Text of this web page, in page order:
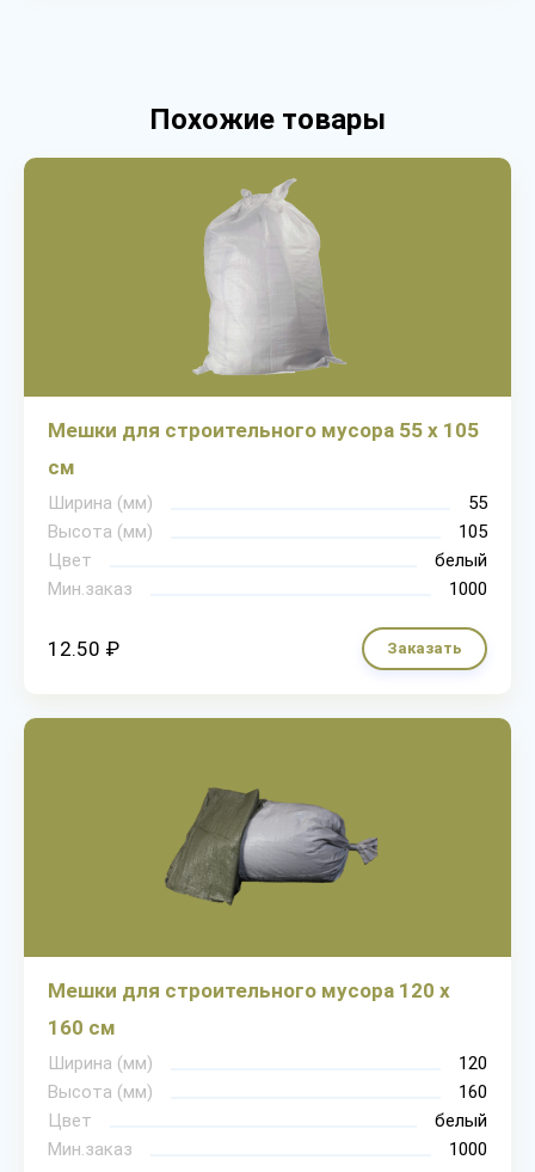
Похожие товары
Мешки для строительного мусора 55 х 105
см
Ширина (мм)
55
Высота (мм)
105
Цвет
белый
Мин.заказ
1000
12.50 ₽ Заказать
Мешки для строительного мусора 120 х
160 см
Ширина (мм)
120
Высота (мм)
160
Цвет
белый
Мин.заказ
1000